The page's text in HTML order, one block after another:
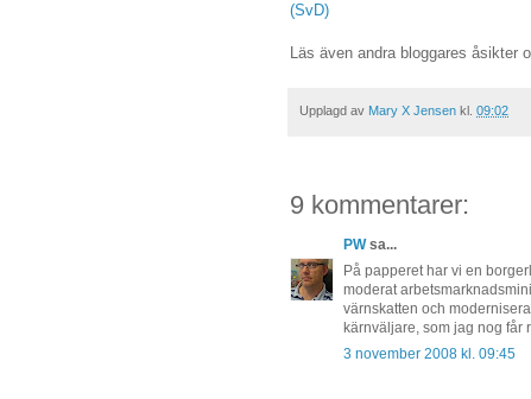
(SvD)
Läs även andra bloggares åsikter
Upplagd av Mary X Jensen kl. 09:02
9 kommentarer:
PWsa...
På papperet har vi en
moderat
värnskatten och
kärnväljare, som jag nog får
3 november 2008 kl. 09:45